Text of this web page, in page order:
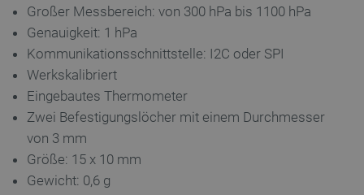
Großer Messbereich: von 300 hPa bis 1100 hPa
Genauigkeit: 1 hPa
Kommunikationsschnittstelle: I2C oder SPI
Werkskalibriert
Eingebautes Thermometer
Zwei Befestigungslöcher mit einem Durchmesser
von 3 mm
Größe: 15 x 10 mm
Gewicht: 0,6 g